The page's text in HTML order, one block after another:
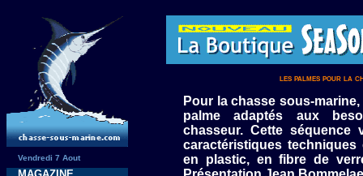
Vendredi 7 Aout
les palmes pour la
Pour la chasse sous-
palme adaptés aux
chasseur. Cette
caractéristiques
en plastic, en fibre de